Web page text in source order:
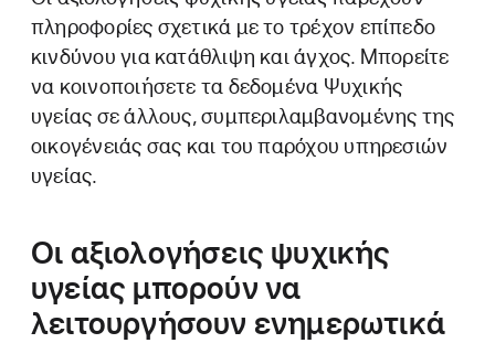
πληροφορίες σχετικά με το τρέχον επίπεδο
κινδύνου για κατάθλιψη και άγχος. Μπορείτε
να κοινοποιήσετε τα δεδομένα Ψυχικής
υγείας σε άλλους, συμπεριλαμβανομένης της
οικογένειάς σας και του παρόχου υπηρεσιών
υγείας.
Οι αξιολογήσεις ψυχικής
υγείας μπορούν να
λειτουργήσουν ενημερωτικά